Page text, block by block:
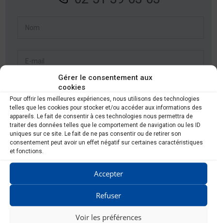
Gérer le consentement aux
cookies
Pour offrir les meilleures expériences, nous utilisons des technologies
telles que les cookies pour stocker et/ou accéder aux informations des
appareils. Le fait de consentir à ces technologies nous permettra de
traiter des données telles que le comportement de navigation ou les ID
uniques sur ce site. Le fait de ne pas consentir ou de retirer son
consentement peut avoir un effet négatif sur certaines caractéristiques
et fonctions.
Accepter
Refuser
Voir les préférences
Je consens à ce que ce site stocke mes informations afin
qu\'ils puissent répondre à ma demande.